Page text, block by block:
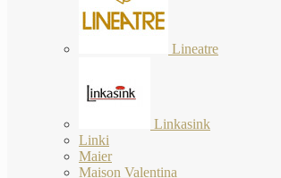
Lineatre
Linkasink
Linki
Maier
Maison Valentina